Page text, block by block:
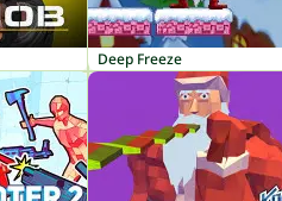
Deep Freeze